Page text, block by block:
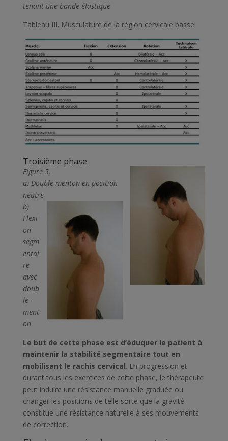
tenant une bande élastique
Tableau III. Musculature de la région cervicale basse
Troisième phase
Figure 5.
a)Double-menton en position
neutre
b)
Flexi
on
segm
entai
re
avec
doub
le-
ment
on
Le but de cette phase est d’éduquer le patient à
maintenir la stabilité segmentaire tout en
mobilisant le rachis cervical. En progression et
durant tous les exercices de cette phase, le thérapeute
peut induire une résistance manuelle graduée ou
changer les positions de telle sorte que la gravité
constitue une résistance naturelle à ses mouvements
de correction.